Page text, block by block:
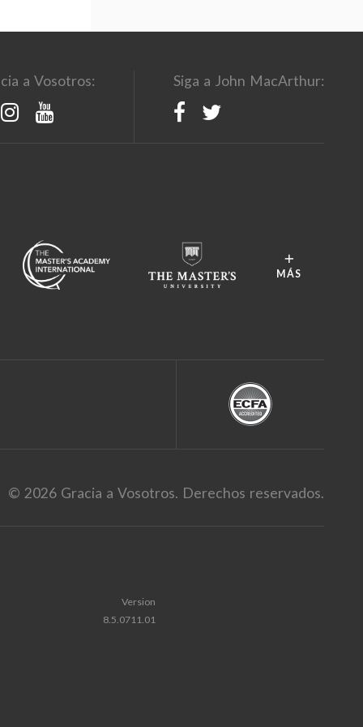
a Vosotros: Siga a John MacArthur:
MÁS
© 2026 Gracia a Vosotros. Derechos reservados.
Version
8.5.0711.01